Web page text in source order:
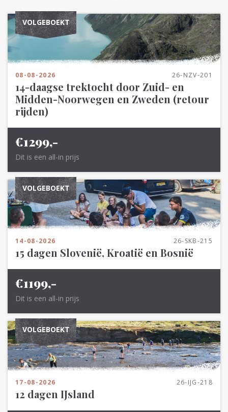
VOLGEBOEKT
08-08-2026 26-NZV-201
14-daagse trektocht door Zuid- en
Midden-Noorwegen en Zweden (retour
rijden)
€1299,-
Dit is een all-in prijs
VOLGEBOEKT
14-08-2026 26-SKB-215
15 dagen Slovenië, Kroatië en Bosnië
€1199,-
Dit is een all-in prijs
VOLGEBOEKT
17-08-2026 26-IJG-218
12 dagen IJsland